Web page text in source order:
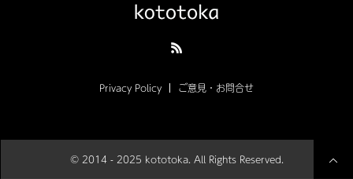
Privacy Policy ご意見・お問合せ
© 2014 - 2025 kototoka. All Rights Reserved.